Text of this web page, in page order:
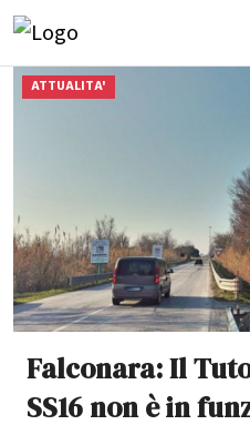
ATTUALITA'
Falconara: Il
SS16 non è in